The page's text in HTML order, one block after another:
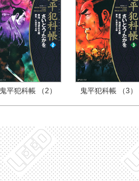
鬼平犯科帳 （2） 鬼平犯科帳 （3）